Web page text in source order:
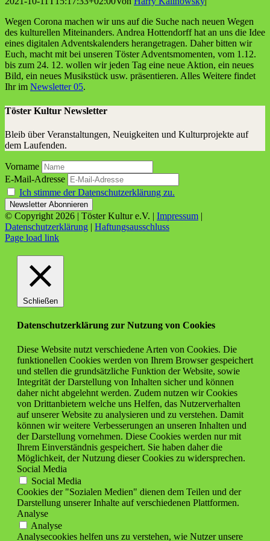
Wegen Coro­na machen wir uns auf die Suche nach neu­en Wegen
des kul­tu­rel­len Mit­ein­an­ders. Andrea Hot­ten­dorff hat an uns die Idee
eines digi­ta­len Advents­ka­len­ders her­an­ge­tra­gen. Daher bit­ten wir
Euch, macht mit bei unse­ren Tös­ter Advents­mo­men­ten, vom 1.12.
bis zum 24. 12. wol­len wir jeden Tag eine neue Akti­on, ein neu­es
Bild, ein neu­es Musik­stück usw. prä­sen­tie­ren. Alles Wei­te­re fin­det
Ihr im News­let­ter 05.
Töster Kultur Newsletter
Bleib über Veranstaltungen, Neuigkeiten und Kulturprojekte auf
dem Laufenden.
Vorname
E-Mail-Adresse
Ich stimme der Datenschutzerklärung zu.
© Copyright 2026 | Töster Kultur e.V. | Impressum |
Datenschutzerklärung | Haftungsausschluss
Facebook
X
Instagram
YouTube
Page load link
Schließen
Datenschutzerklärung zur Nutzung von Cookies
Diese Website nutzt verschiedene Arten von Cookies. Die
funktionellen Cookies werden von Ihrem Browser gespeichert
und stellen die grundsätzliche Funktion der Website, sowie
Integrität der Darstellung von Inhalten sicher und können
daher nicht abgelehnt werden. Zudem nutzen wir Cookies
von Drittanbietern welche uns Helfen, das Nutzerverhalten
auf unserer Website zu analysieren und zu verstehen. Damit
können wir weitere Verbesserungen an unseren Inhalten und
der Darstellung vornehmen. Diese Cookies werden nur mit
Ihrem Einverständnis gespeichert. Sie haben daher die
Möglichkeit, der Nutzung dieser Cookies zu widersprechen.
Social Media
Social Media
Cookies der "Sozialen Medien" dienen dem Teilen und der
Darstellung unserer Inhalte auf verschiedenen Plattformen.
Analyse
Analyse
Analysecookies helfen uns zu verstehen, wie Nutzer unsere